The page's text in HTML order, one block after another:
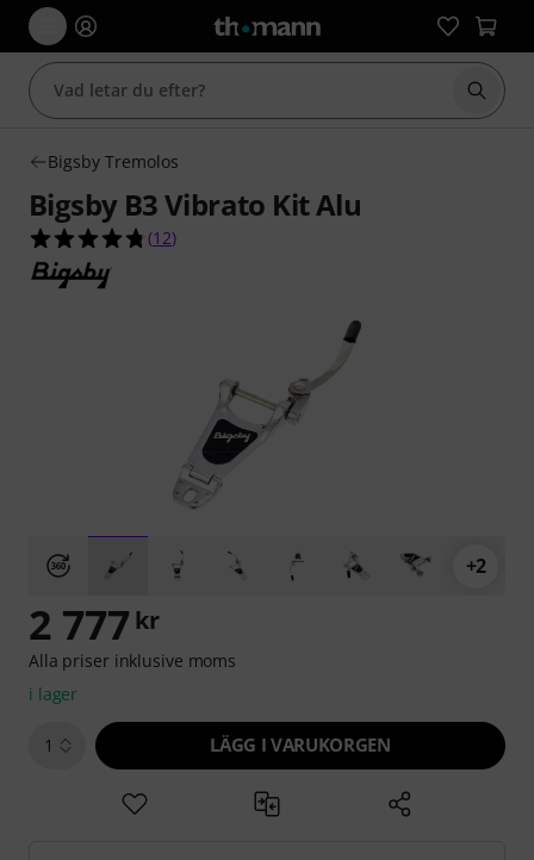
Börja
Bigsby Tremolos
Bigsby B3 Vibrato Kit Alu
4.8 av 5 stjärnor från 12 kundbetyg
(12)
+2
2 777 kr
Alla priser inklusive moms
i lager
1 LÄGG I VARUKORGEN